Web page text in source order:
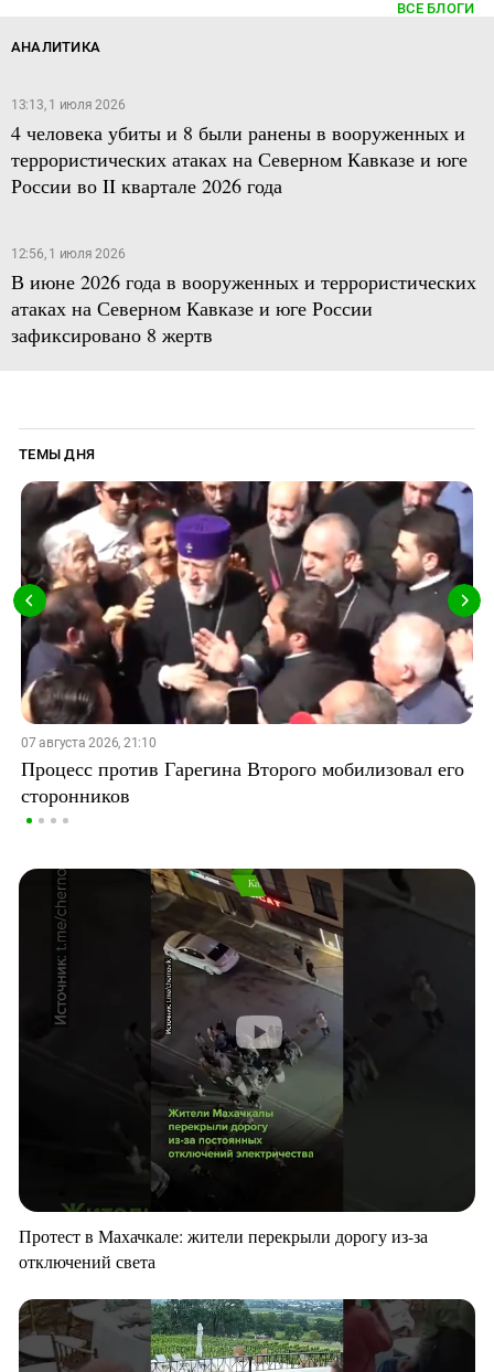
ВСЕ БЛОГИ
АНАЛИТИКА
13:13, 1 июля 2026
4 человека убиты и 8 были ранены в вооруженных и
террористических атаках на Северном Кавказе и юге
России во II квартале 2026 года
12:56, 1 июля 2026
В июне 2026 года в вооруженных и террористических
атаках на Северном Кавказе и юге России
зафиксировано 8 жертв
ТЕМЫ ДНЯ
07 августа 2026, 21:10
Процесс против Гарегина Второго мобилизовал его
сторонников
Протест в Махачкале: жители перекрыли дорогу из-за
отключений света